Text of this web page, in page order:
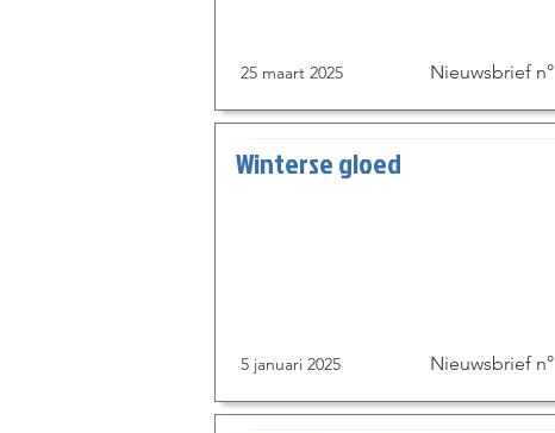
25 maart 2025 Nieuwsbrief n°
Winterse gloed
5 januari 2025 Nieuwsbrief n°